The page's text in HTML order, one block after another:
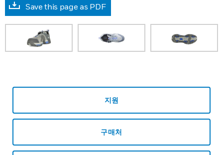
Save this page as PDF
지원
구매처